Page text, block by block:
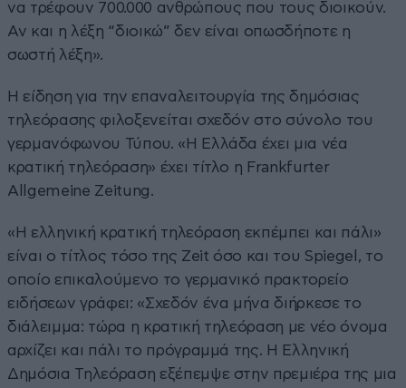
να τρέφουν 700.000 ανθρώπους που τους διοικούν.
Αν και η λέξη “διοικώ” δεν είναι οπωσδήποτε η
σωστή λέξη».
Η είδηση για την επαναλειτουργία της δημόσιας
τηλεόρασης φιλοξενείται σχεδόν στο σύνολο του
γερμανόφωνου Τύπου. «Η Ελλάδα έχει μια νέα
κρατική τηλεόραση» έχει τίτλο η Frankfurter
Allgemeine Zeitung.
«Η ελληνική κρατική τηλεόραση εκπέμπει και πάλι»
είναι ο τίτλος τόσο της Zeit όσο και του Spiegel, το
οποίο επικαλούμενο το γερμανικό πρακτορείο
ειδήσεων γράφει: «Σχεδόν ένα μήνα διήρκεσε το
διάλειμμα: τώρα η κρατική τηλεόραση με νέο όνομα
αρχίζει και πάλι το πρόγραμμά της. Η Ελληνική
Δημόσια Τηλεόραση εξέπεμψε στην πρεμιέρα της μια